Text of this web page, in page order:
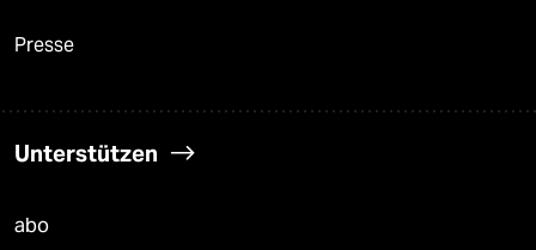
Presse
Unterstützen
abo